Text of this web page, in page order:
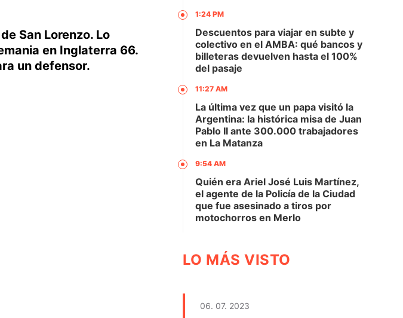
San Lorenzo. Lo
en Inglaterra 66.
un defensor.
1:24 PM
Descuentos para viajar en subte y
colectivo en el AMBA: qué bancos y
billeteras devuelven hasta el 100%
del pasaje
11:27 AM
La última vez que un papa visitó la
Argentina: la histórica misa de Juan
Pablo II ante 300.000 trabajadores
en La Matanza
9:54 AM
Quién era Ariel José Luis Martínez,
el agente de la Policía de la Ciudad
que fue asesinado a tiros por
motochorros en Merlo
LO MÁS VISTO
06. 07. 2023